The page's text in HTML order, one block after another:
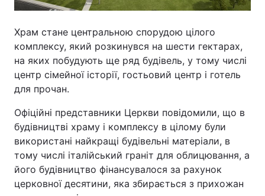
Храм стане центральною спорудою цілого
комплексу, який розкинувся на шести гектарах,
на яких побудують ще ряд будівель, у тому числі
центр сімейної історії, гостьовий центр і готель
для прочан.
Офіційні представники Церкви повідомили, що в
будівництві храму і комплексу в цілому були
використані найкращі будівельні матеріали, в
тому числі італійський граніт для облицювання, а
його будівництво фінансувалося за рахунок
церковної десятини, яка збирається з прихожан